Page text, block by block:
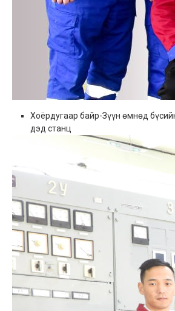
Хоёрдугаар байр-Зүүн өмнөд
дэд станц